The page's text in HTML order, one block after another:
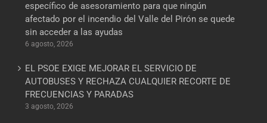
específico de asesoramiento para que ningún
afectado por el incendio del Valle del Pirón se quede
sin acceder a las ayudas
6 agosto, 2026
EL PSOE EXIGE MEJORAR EL SERVICIO DE
AUTOBUSES Y RECHAZA CUALQUIER RECORTE DE
FRECUENCIAS Y PARADAS
3 agosto, 2026